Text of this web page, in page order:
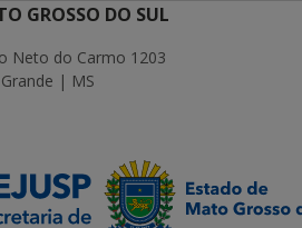
GROSSO DO SUL
Neto do Carmo 1203
| MS